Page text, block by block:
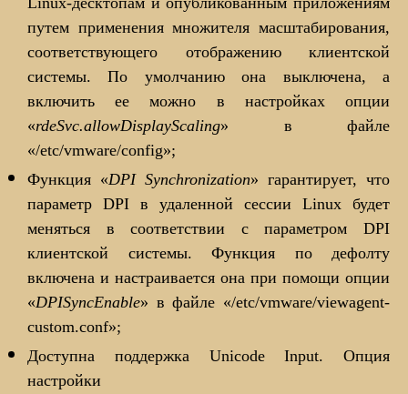
путем применения множителя масштабирования,
соответствующего отображению клиентской
системы. По умолчанию она выключена, а
включить ее можно в настройках опции
«rdeSvc.allowDisplayScaling» в файле
«/etc/vmware/config»;
Функция «DPI Synchronization» гарантирует, что
параметр DPI в удаленной сессии Linux будет
меняться в соответствии с параметром DPI
клиентской системы. Функция по дефолту
включена и настраивается она при помощи опции
«DPISyncEnable» в файле «/etc/vmware/viewagent-
custom.conf»;
Доступна поддержка Unicode Input. Опция
настройки